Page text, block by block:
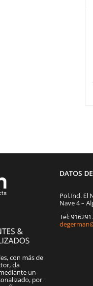
con más de
da
un
por
DATOS
Pol.Ind. El
Nave 4 –
Tel: